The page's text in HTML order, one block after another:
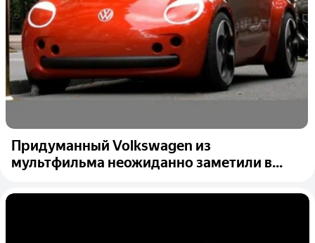
Придуманный Volkswagen из
мультфильма неожиданно заметили в...